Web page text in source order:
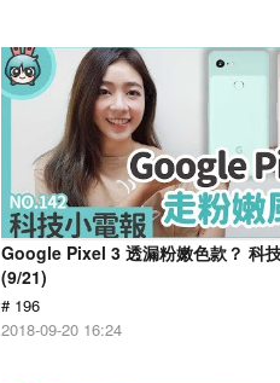
Google Pixel 3 透漏粉嫩色款？ 科
(9/21)
# 196
2018-09-20 16:24